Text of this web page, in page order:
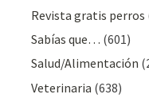
Revista gratis perros
Sabías que… (601)
Salud/Alimentación
Veterinaria (638)